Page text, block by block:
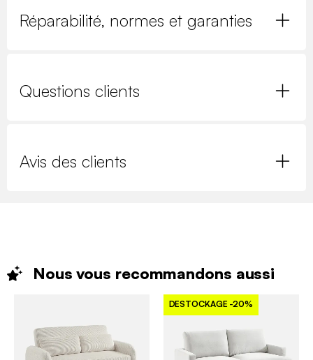
Réparabilité, normes et garanties
Questions clients
Avis des clients
Nous vous recommandons aussi
DESTOCKAGE -20%